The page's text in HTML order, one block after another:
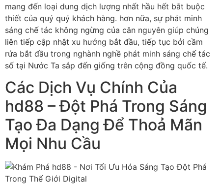
mang đến loại dung dịch lượng nhất hầu hết bắt buộc
thiết của quý quý khách hàng. hơn nữa, sự phát minh
sáng chế tác không ngừng của căn nguyên giúp chúng
liên tiếp cập nhật xu hướng bắt đầu, tiếp tục bởi cầm
rứa bắt đầu trong nghành nghề phát minh sáng chế tác
số tại Nước Ta sắp đến giống trên cộng đồng quốc tế.
Các Dịch Vụ Chính Của
hd88 – Đột Phá Trong Sáng
Tạo Đa Dạng Để Thoả Mãn
Mọi Nhu Cầu